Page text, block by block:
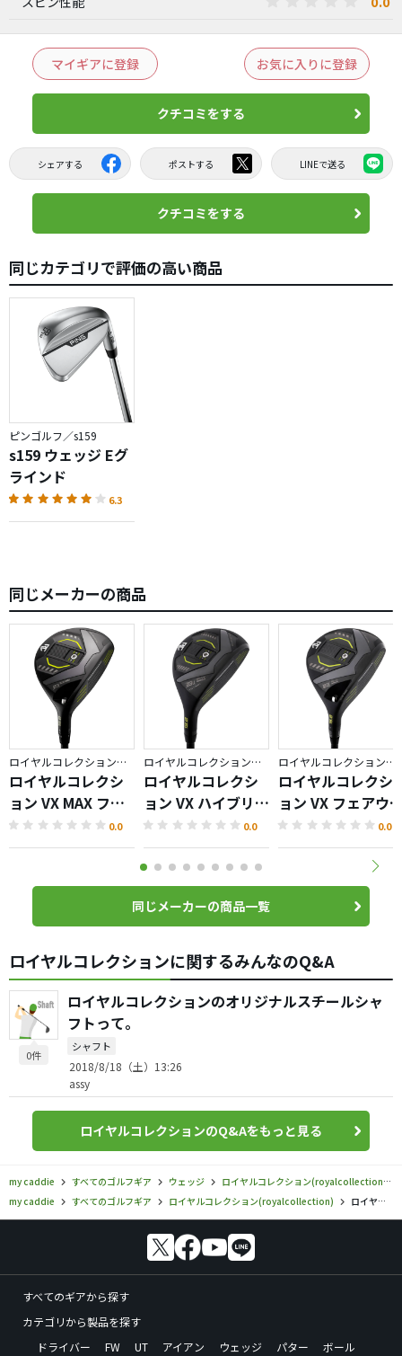
マイギアに登録 お気に入りに登録
クチコミをする
シェアする ポストする LINEで送る
クチコミをする
同じカテゴリで評価の高い商品
ピンゴルフ／s159
s159 ウェッジ Eグ
ラインド
6.3
同じメーカーの商品
ロイヤルコレクション／VX
ロイヤルコレクシ
ョン VX MAX フェ
アウェイウッド 0.0
ロイヤルコレクション／VX
ロイヤルコレクシ
ョン VX ハイブリッ
ド
0.0
ロイヤルコレクション／VX
ロイヤルコレクシ
ョン VX フェアウ
イウッド
0.0
同じメーカーの商品一覧
ロイヤルコレクションに関するみんなのQ&A
0件
ロイヤルコレクションのオリジナルスチールシャ
フトって。
シャフト
2018/8/18（土）13:26
assy
ロイヤルコレクションのQ&Aをもっと見る
my caddie すべてのゴルフギア ウェッジ
ロイヤルコレクション(royalcollection)
my caddie
すべてのゴルフギア ロイヤルコレクション(royalcollection) ロイヤルコレクション／／DB FORGED プロトタイプ ウェッジの口コミ評価
すべてのギアから探す
カテゴリから製品を探す
ドライバー
FW UT アイアン ウェッジ パター
ボール